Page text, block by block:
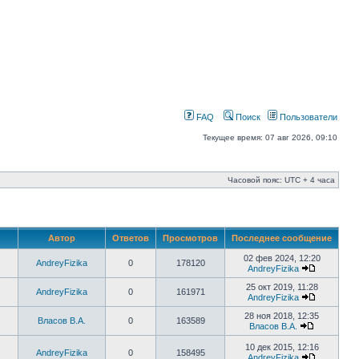
FAQ Поиск Пользователи
Текущее время: 07 авг 2026, 09:10
Часовой пояс: UTC + 4 часа
Автор Ответов Просмотров Последнее сообщение
AndreyFizika 0 178120
02 фев 2024, 12:20
AndreyFizika
AndreyFizika 0 161971
25 окт 2019, 11:28
AndreyFizika
Власов В.А. 0 163589
28 ноя 2018, 12:35
Власов В.А.
AndreyFizika 0 158495
10 дек 2015, 12:16